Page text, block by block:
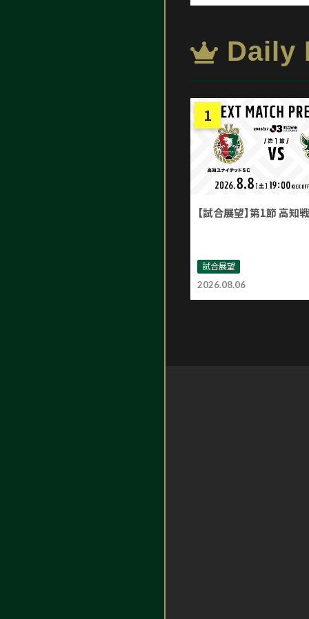
Daily
2026.08.06
【試合展望】第1節 高知戦
試合展望